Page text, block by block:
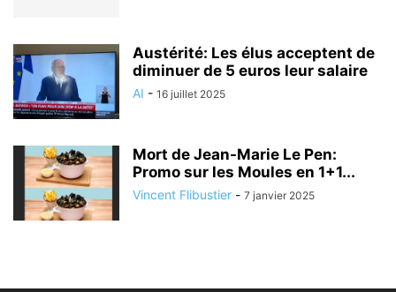
Austérité: Les élus acceptent de
diminuer de 5 euros leur salaire
AI - 16 juillet 2025
Mort de Jean-Marie Le Pen:
Promo sur les Moules en 1+1...
Vincent Flibustier - 7 janvier 2025